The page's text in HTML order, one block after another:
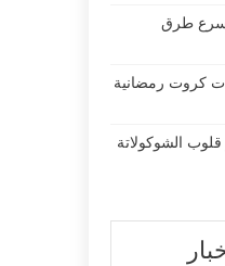
الثانوية العامة 2023 وأسرع طرق
وخلفيات كروت رمضانية
الشوكولاتة